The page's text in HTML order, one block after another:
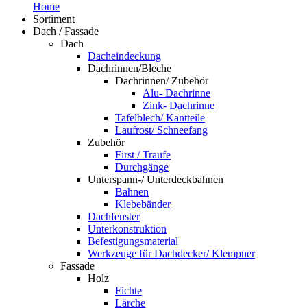
Home
Sortiment
Dach / Fassade
Dach
Dacheindeckung
Dachrinnen/Bleche
Dachrinnen/ Zubehör
Alu- Dachrinne
Zink- Dachrinne
Tafelblech/ Kantteile
Laufrost/ Schneefang
Zubehör
First / Traufe
Durchgänge
Unterspann-/ Unterdeckbahnen
Bahnen
Klebebänder
Dachfenster
Unterkonstruktion
Befestigungsmaterial
Werkzeuge für Dachdecker/ Klempner
Fassade
Holz
Fichte
Lärche